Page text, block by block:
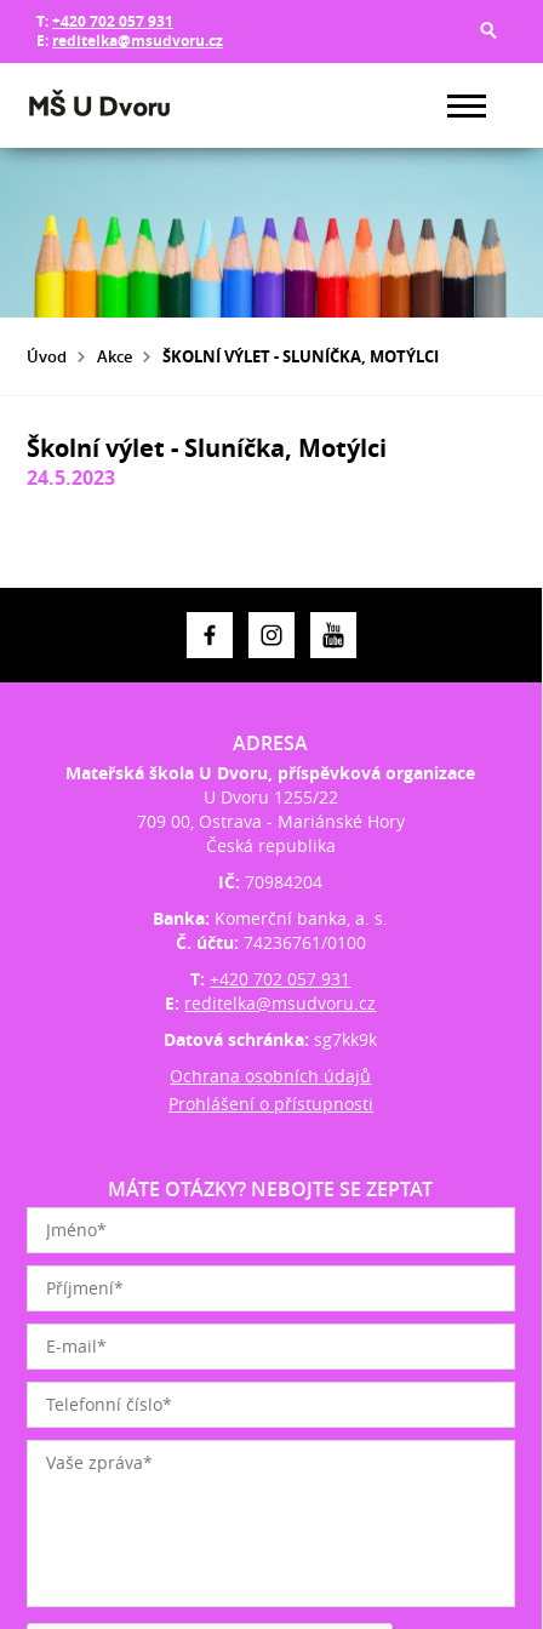
T:+420 702 057 931
E: reditelka@msudvoru.cz
Úvod Akce ŠKOLNÍ VÝLET - SLUNÍČKA, MOTÝLCI
Školní výlet - Sluníčka, Motýlci
24.5.2023
ADRESA
Mateřská škola U Dvoru, příspěvková organizace
U Dvoru 1255/22
709 00, Ostrava - Mariánské Hory
Česká republika
IČ:70984204
Banka: Komerční banka, a. s.
Č. účtu: 74236761/0100
T:+420 702 057 931
E: reditelka@msudvoru.cz
Datová schránka:sg7kk9k
Ochrana osobních údajů
Prohlášení o přístupnosti
MÁTE OTÁZKY? NEBOJTE SE ZEPTAT